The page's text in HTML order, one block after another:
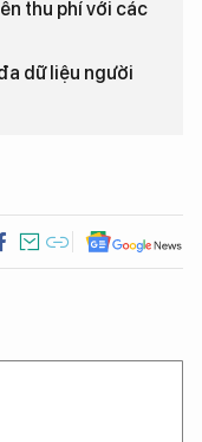
thu phí với các
dữ liệu người